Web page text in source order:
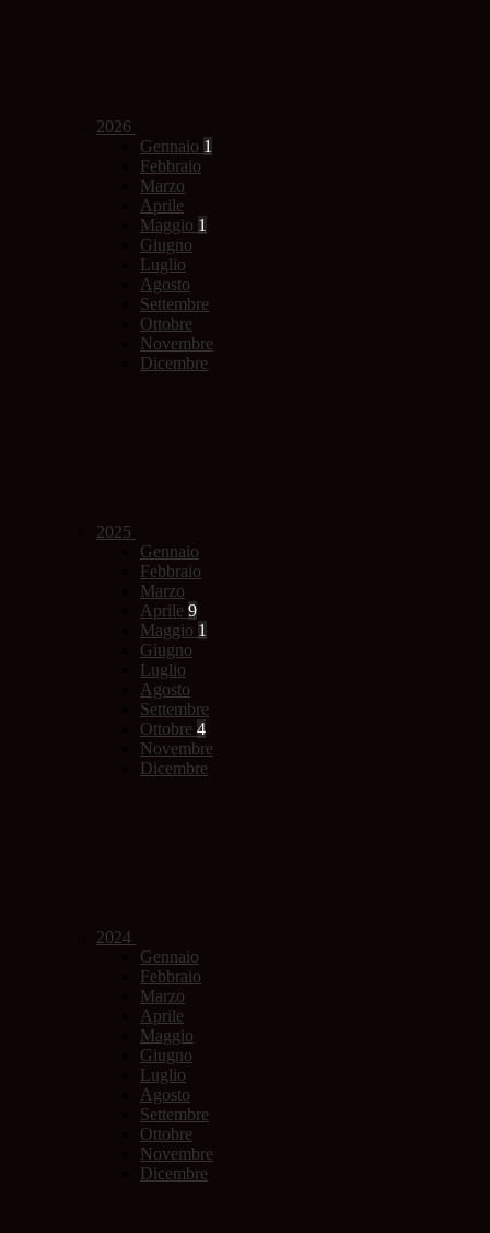
2026
Gennaio 1
Febbraio
Marzo
Aprile
Maggio 1
Giugno
Luglio
Agosto
Settembre
Ottobre
Novembre
Dicembre
2025
Gennaio
Febbraio
Marzo
Aprile 9
Maggio 1
Giugno
Luglio
Agosto
Settembre
Ottobre 4
Novembre
Dicembre
2024
Gennaio
Febbraio
Marzo
Aprile
Maggio
Giugno
Luglio
Agosto
Settembre
Ottobre
Novembre
Dicembre